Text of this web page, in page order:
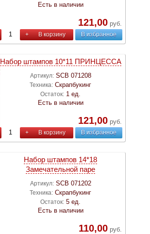
Есть в наличии
121,00руб.
+ В корзину В избранное
Набор штампов 10*11 ПРИНЦЕССА
Артикул: SCB 071208
Техника: Скрапбукинг
Остаток: 1 ед.
Есть в наличии
121,00руб.
+ В корзину В избранное
Набор штампов 14*18
Замечательной паре
Артикул: SCB 071202
Техника: Скрапбукинг
Остаток: 5 ед.
Есть в наличии
110,00руб.